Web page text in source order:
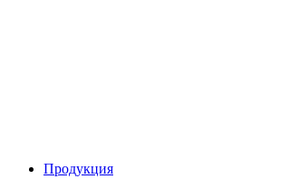
Продукция